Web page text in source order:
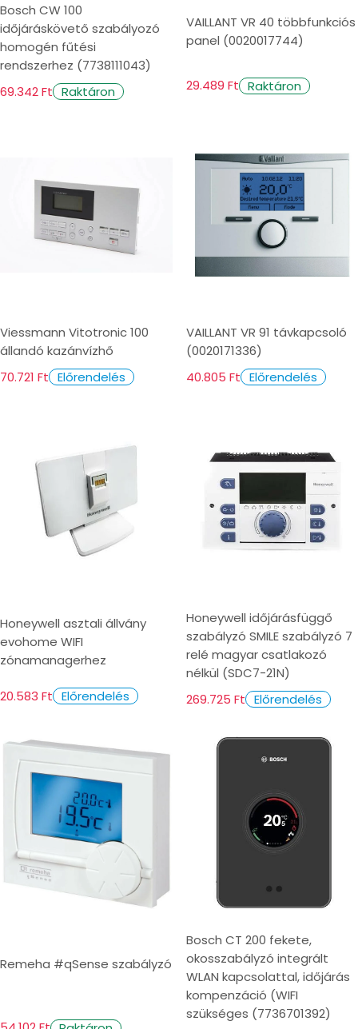
Bosch CW 100
időjáráskövető szabályozó
homogén fűtési
rendszerhez (7738111043)
69.342 Ft Raktáron
VAILLANT VR 40 többfunkciós
panel (0020017744)
29.489 Ft Raktáron
Viessmann Vitotronic 100
állandó kazánvízhő
70.721 Ft Előrendelés
VAILLANT VR 91 távkapcsoló
(0020171336)
40.805 Ft Előrendelés
Honeywell asztali állvány
evohome WIFI
zónamanagerhez
20.583 Ft Előrendelés
Honeywell időjárásfüggő
szabályzó SMILE szabályzó 7
relé magyar csatlakozó
nélkül (SDC7-21N)
269.725 Ft Előrendelés
Remeha #qSense szabályzó
Bosch CT 200 fekete,
okosszabályzó integrált
WLAN kapcsolattal, időjárás
kompenzáció (WIFI
szükséges (7736701392)